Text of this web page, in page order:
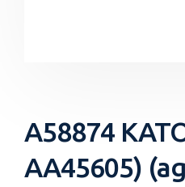
A58874
AA45605)